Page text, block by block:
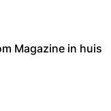
Magazine in huis